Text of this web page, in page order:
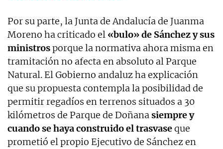
Por su parte, la Junta de Andalucía de Juanma
Moreno ha criticado el «bulo» de Sánchez y sus
ministrosporque la normativa ahora misma en
tramitación no afecta en absoluto al Parque
Natural. El Gobierno andaluz ha explicación
que su propuesta contempla la posibilidad de
permitir regadíos en terrenos situados a 30
kilómetros de Parque de Doñanasiempre y
cuando se haya construido el trasvaseque
prometió el propio Ejecutivo de Sánchez en